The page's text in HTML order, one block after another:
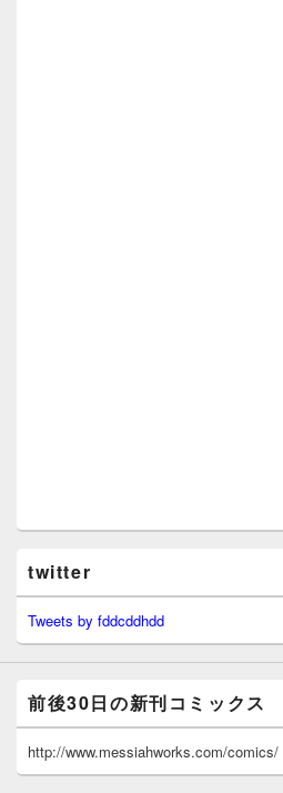
twitter
Tweets by fddcddhdd
前後30日の新刊コミックス
http://www.messiahworks.com/comics/